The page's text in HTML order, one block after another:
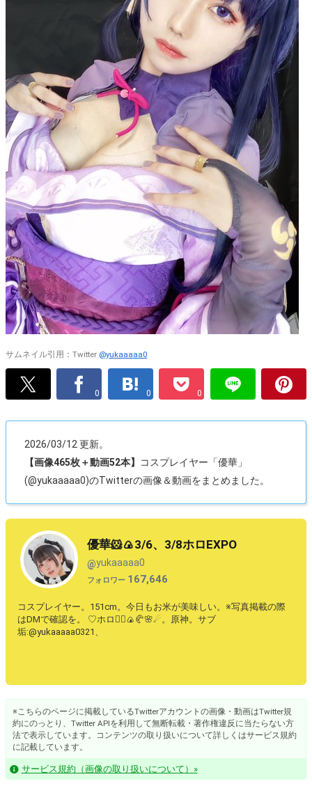
サムネイル引用：Twitter @yukaaaaa0
0 0 0
2026/03/12 更新。
【画像465枚＋動画52本】
コスプレイヤー「優華」
(@yukaaaaa0)のTwitterの画像＆動画をまとめました。
優華🐹🍙3/6、3/8ホロEXPO
@yukaaaaa0
フォロワー 167,646
コスプレイヤー。151cm。今日もお米が美味しい。※写真掲載の際
はDMで確認を。 ♡ホロ🏴‍☠🍙🥐🌸☄。原神。サブ
垢:@yukaaaaa0321、
※こちらのページに掲載しているTwitterアカウントの画像・動画はTwitter規
約にのっとり、Twitter APIを利用して無断転載・著作権違反に当たらない方
法で表示しています。コンテンツの取り扱いについて詳しくはサービス規約
に記載しています。
サービス規約（画像の取り扱いについて）»